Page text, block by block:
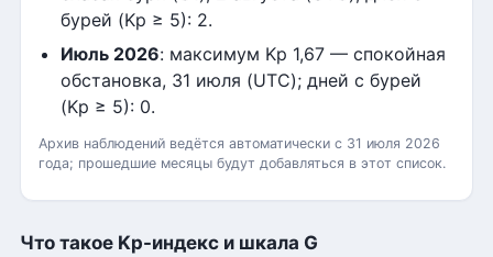
бурей (Kp ≥ 5): 2.
Июль 2026: максимум Kp 1,67 — спокойная
обстановка, 31 июля (UTC); дней с бурей
(Kp ≥ 5): 0.
Архив наблюдений ведётся автоматически с 31 июля 2026
года; прошедшие месяцы будут добавляться в этот список.
Что такое Kp-индекс и шкала G